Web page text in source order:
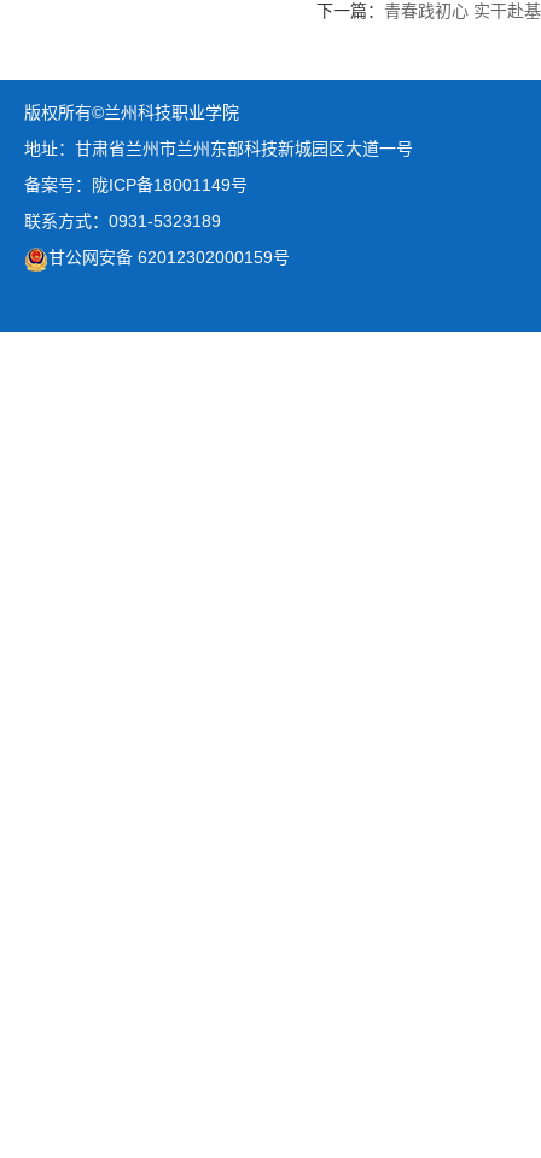
下一篇： 青春践初心 实干赴
版权所有©兰州科技职业学院
地址：甘肃省兰州市兰州东部科技新城园区大道一号
备案号：陇ICP备18001149号
联系方式：0931-5323189
甘公网安备 62012302000159号